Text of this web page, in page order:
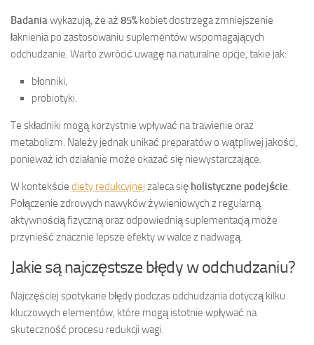
Badaniawykazują, że aż 85% kobiet dostrzega zmniejszenie
łaknienia po zastosowaniu suplementów wspomagających
odchudzanie. Warto zwrócić uwagę na naturalne opcje, takie jak:
błonniki,
probiotyki.
Te składniki mogą korzystnie wpływać na trawienie oraz
metabolizm. Należy jednak unikać preparatów o wątpliwej jakości,
ponieważ ich działanie może okazać się niewystarczające.
W kontekście diety redukcyjnej zaleca się holistyczne podejście.
Połączenie zdrowych nawyków żywieniowych z regularną
aktywnością fizyczną oraz odpowiednią suplementacją może
przynieść znacznie lepsze efekty w walce z nadwagą.
Jakie są najczęstsze błędy w odchudzaniu?
Najczęściej spotykane błędy podczas odchudzania dotyczą kilku
kluczowych elementów, które mogą istotnie wpływać na
skuteczność procesu redukcji wagi.